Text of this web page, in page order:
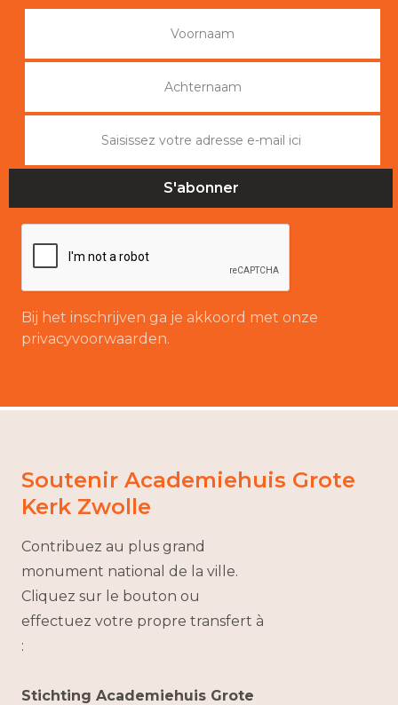
Bij het inschrijven ga je akkoord met onze
privacyvoorwaarden.
Soutenir Academiehuis Grote
Kerk Zwolle
Contribuez au plus grand
monument national de la ville.
Cliquez sur le bouton ou
effectuez votre propre transfert à
:
Stichting Academiehuis Grote